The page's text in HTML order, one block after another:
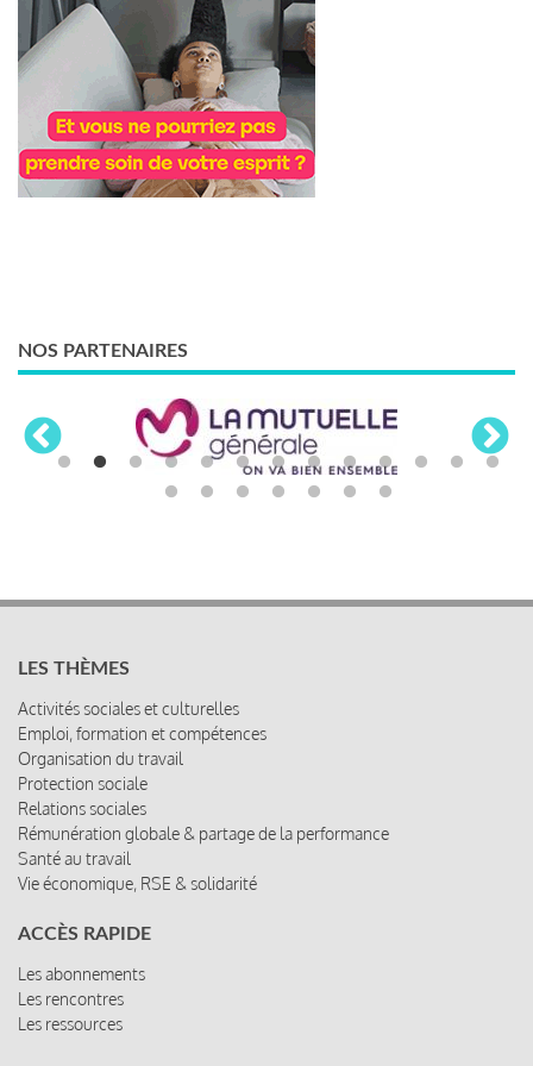
NOS PARTENAIRES
LES THÈMES
Activités sociales et culturelles
Emploi, formation et compétences
Organisation du travail
Protection sociale
Relations sociales
Rémunération globale & partage de la performance
Santé au travail
Vie économique, RSE & solidarité
ACCÈS RAPIDE
Les abonnements
Les rencontres
Les ressources